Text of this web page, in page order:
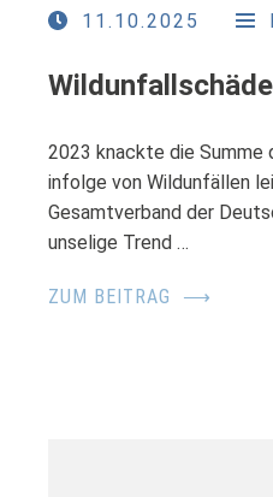
11.10.2025
2023 knackte die Summe
infolge von Wildunfällen
Gesamtverband der
unselige Trend …
ZUM BEITRAG ⟶